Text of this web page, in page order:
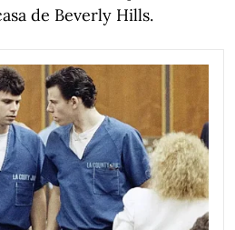
de Beverly Hills.